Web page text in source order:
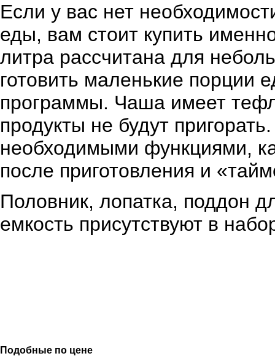
Если у вас нет
еды, вам стоит купить
литра рассчитана для
готовить маленькие порции
программы. Чаша имеет
продукты не будут
необходимыми функциями,
после приготовления и
Половник, лопатка, поддон
емкость присутствуют в
Подобные по цене